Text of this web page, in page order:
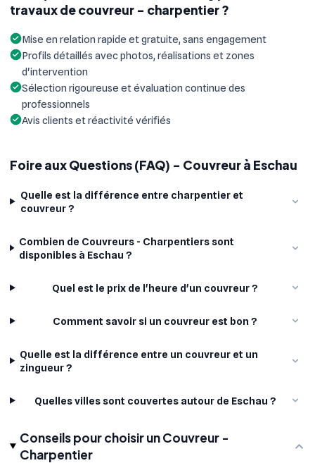
travaux de couvreur - charpentier ?
Mise en relation rapide et gratuite, sans engagement
Profils détaillés avec photos, réalisations et zones
d'intervention
Sélection rigoureuse et évaluation continue des
professionnels
Avis clients et réactivité vérifiés
Foire aux Questions (FAQ) - Couvreur à Eschau
Quelle est la différence entre charpentier et
couvreur ?
Combien de Couvreurs - Charpentiers sont
disponibles à Eschau ?
Quel est le prix de l'heure d'un couvreur ?
Comment savoir si un couvreur est bon ?
Quelle est la différence entre un couvreur et un
zingueur ?
Quelles villes sont couvertes autour de Eschau ?
Conseils pour choisir un Couvreur -
Charpentier